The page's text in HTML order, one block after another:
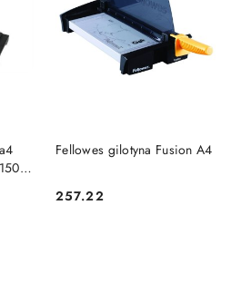
Fellowes gilotyna Fusion A4
Cena:
257.22
DO KOSZYKA